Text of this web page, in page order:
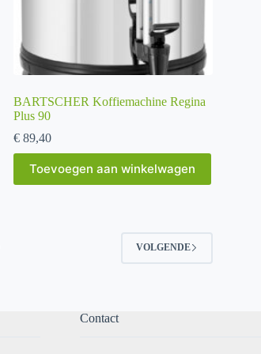
BARTSCHER Koffiemachine Regina
Plus 90
€ 89,40
Toevoegen aan winkelwagen
VOLGENDE
Contact